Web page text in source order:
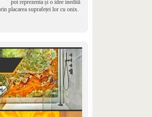
pot reprezenta și o idee inedită
placarea suprafeței lor cu onix.